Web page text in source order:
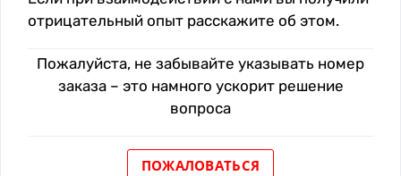
отрицательный опыт расскажите об этом.
Пожалуйста, не забывайте указывать номер
заказа – это намного ускорит решение
вопроса
ПОЖАЛОВАТЬСЯ